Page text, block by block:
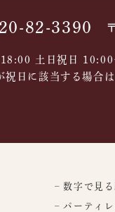
82-3390
土日祝日
日に該当する場合
– 数字で見
– パーティレ